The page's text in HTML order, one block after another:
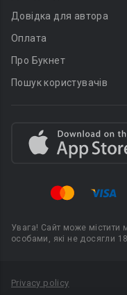
Довідка для автора
Оплата
Про Букнет
Пошук користувачів
Увага! Сайт може містити
особами, які не досягли 18
Privacy policy